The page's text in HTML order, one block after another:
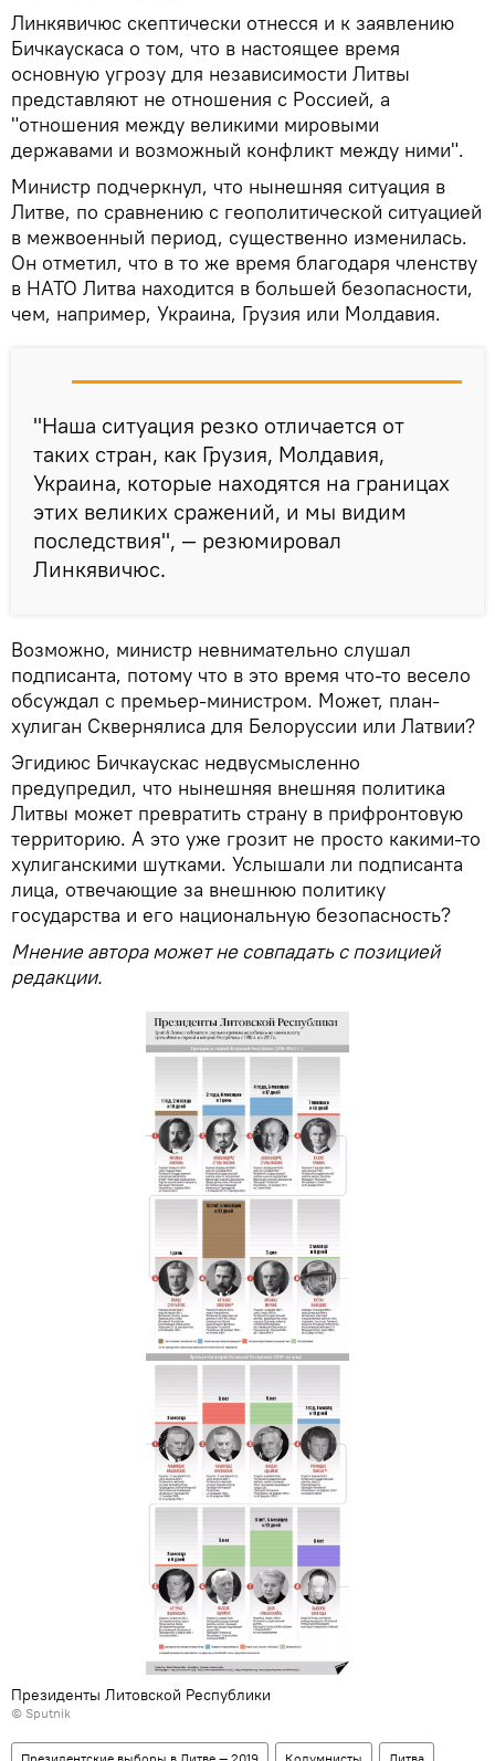
Линкявичюс скептически отнесся и к заявлению
Бичкаускаса о том, что в настоящее время
основную угрозу для независимости Литвы
представляют не отношения с Россией, а
"отношения между великими мировыми
державами и возможный конфликт между ними".
Министр подчеркнул, что нынешняя ситуация в
Литве, по сравнению с геополитической ситуацией
в межвоенный период, существенно изменилась.
Он отметил, что в то же время благодаря членству
в НАТО Литва находится в большей безопасности,
чем, например, Украина, Грузия или Молдавия.
"Наша ситуация резко отличается от
таких стран, как Грузия, Молдавия,
Украина, которые находятся на границах
этих великих сражений, и мы видим
последствия", — резюмировал
Линкявичюс.
Возможно, министр невнимательно слушал
подписанта, потому что в это время что-то весело
обсуждал с премьер-министром. Может, план-
хулиган Сквернялиса для Белоруссии или Латвии?
Эгидиюс Бичкаускас недвусмысленно
предупредил, что нынешняя внешняя политика
Литвы может превратить страну в прифронтовую
территорию. А это уже грозит не просто какими-то
хулиганскими шутками. Услышали ли подписанта
лица, отвечающие за внешнюю политику
государства и его национальную безопасность?
Мнение автора может не совпадать с позицией
редакции.
Президенты Литовской Республики
© Sputnik